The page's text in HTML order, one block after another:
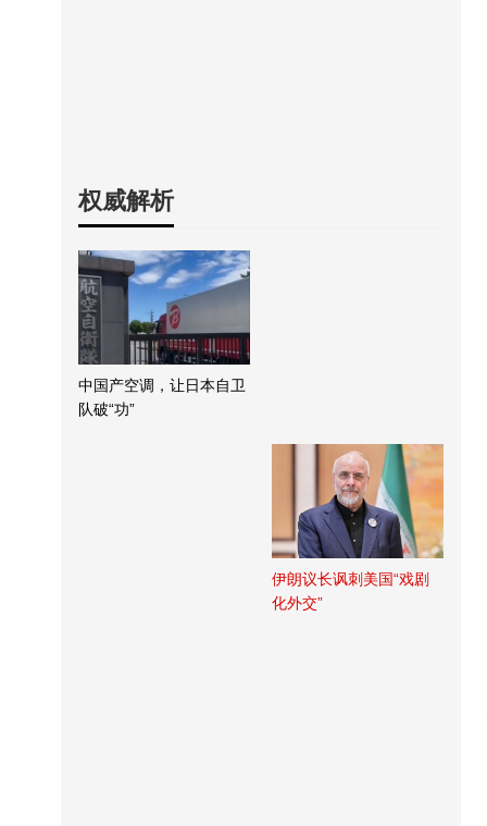
权威解析
中国产空调，让日本自卫
队破“功”
伊朗议长讽刺美国“戏剧
化外交”